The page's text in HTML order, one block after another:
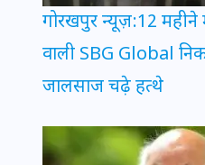
गोरखपुर न्यूज़:12 महीने
वाली SBG Global
जालसाज चढ़े हत्थे